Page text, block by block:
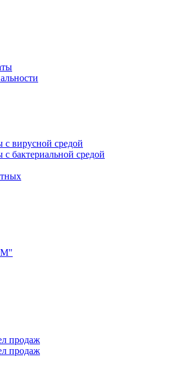
с вирусной средой
бактериальной средой
продаж
продаж